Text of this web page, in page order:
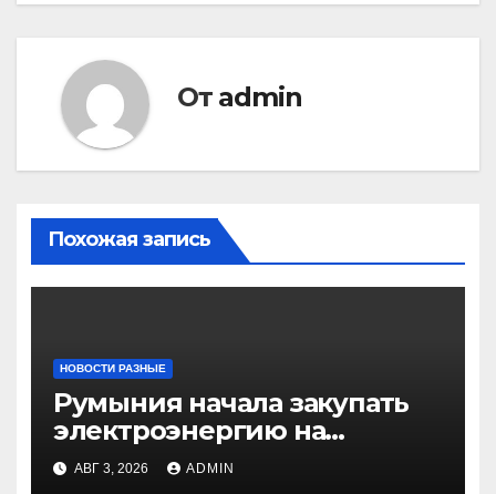
От admin
Похожая запись
НОВОСТИ РАЗНЫЕ
Румыния начала закупать
электроэнергию на
Украине из-за дефицита
АВГ 3, 2026 ADMIN